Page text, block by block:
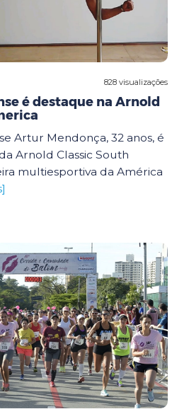
828 visualizações
é destaque na Arnold
Artur Mendonça, 32 anos, é
Arnold Classic South
multiesportiva da América